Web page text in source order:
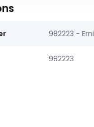
982223 -
982223